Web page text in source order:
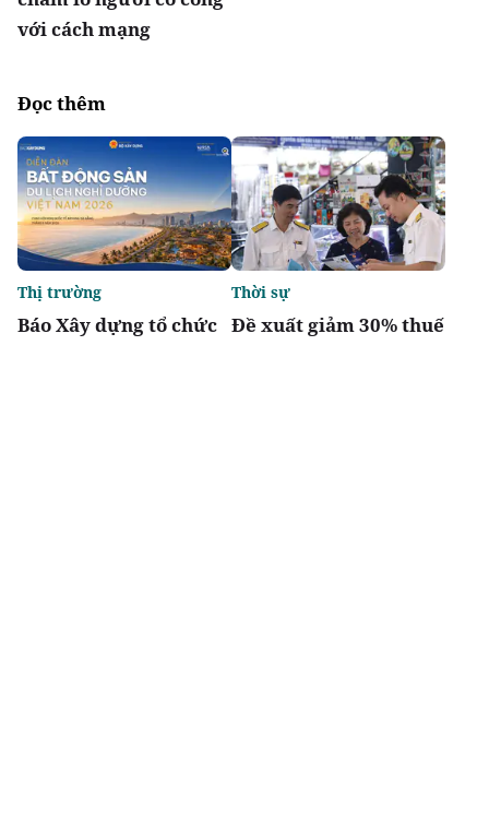
với cách mạng
Đọc thêm
Báo Xây dựng tổ chức
Thị trường
Đề xuất giảm 30% thuế
Thời sự